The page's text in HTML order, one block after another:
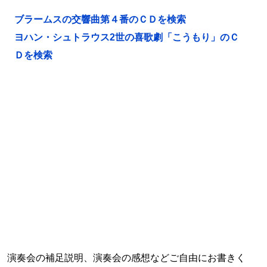
ブラームスの交響曲第４番のＣＤを検索
ヨハン・シュトラウス2世の喜歌劇「こうもり」のＣ
Ｄを検索
演奏会の補足説明、演奏会の感想などご自由にお書きく